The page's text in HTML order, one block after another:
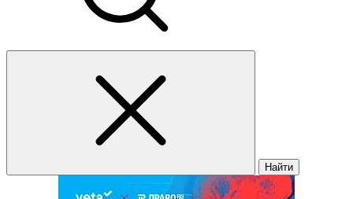
Найти